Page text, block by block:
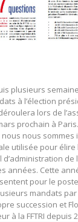
plusieurs
à l’élection
déroulera lors de
prochain à
nous sommes
utilisée pour élire
de
années. Cette
pour le
mandats par
succession et
à la FFTRI depuis